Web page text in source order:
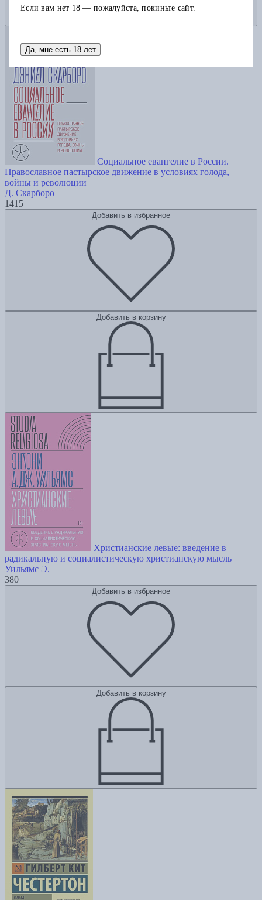
Социальное евангелие в России.
Православное пастырское движение в условиях голода,
войны и революции
Д. Скарборо
1415
Добавить в избранное
Добавить в корзину
Христианские левые: введение в
радикальную и социалистическую христианскую мысль
Уильямс Э.
380
Добавить в избранное
Добавить в корзину
Если вам нет 18 — пожалуйста, покиньте сайт.
Да, мне есть 18 лет